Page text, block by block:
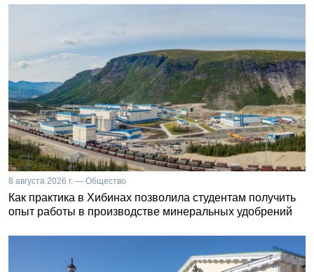
8 августа 2026 г. — Общество
Как практика в Хибинах позволила студентам получить
опыт работы в производстве минеральных удобрений